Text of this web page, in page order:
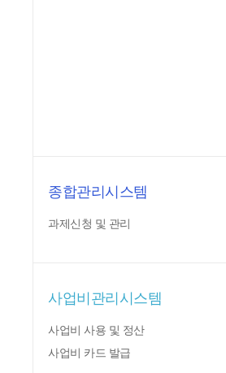
종합관리시스템
과제신청 및 관리
사업비관리시스템
사업비 사용 및 정산
사업비 카드 발급